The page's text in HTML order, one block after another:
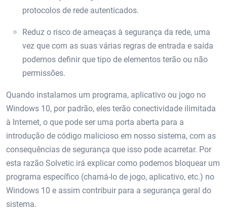
protocolos de rede autenticados.
Reduz o risco de ameaças à segurança da rede, uma
vez que com as suas várias regras de entrada e saída
podemos definir que tipo de elementos terão ou não
permissões.
Quando instalamos um programa, aplicativo ou jogo no
Windows 10, por padrão, eles terão conectividade ilimitada
à Internet, o que pode ser uma porta aberta para a
introdução de código malicioso em nosso sistema, com as
consequências de segurança que isso pode acarretar. Por
esta razão Solvetic irá explicar como podemos bloquear um
programa específico (chamá-lo de jogo, aplicativo, etc.) no
Windows 10 e assim contribuir para a segurança geral do
sistema.